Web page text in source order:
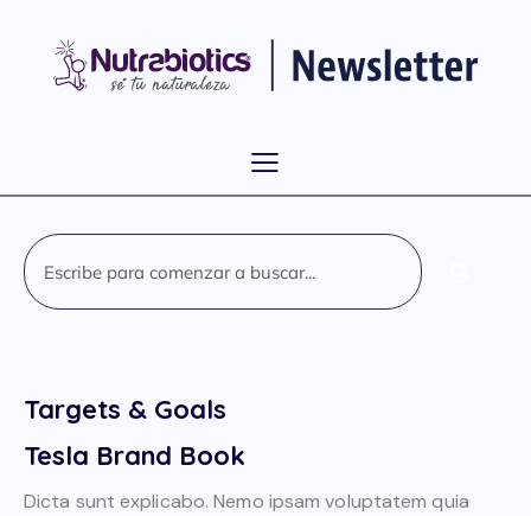
Targets & Goals
Tesla Brand Book
Dicta sunt explicabo. Nemo ipsam voluptatem quia